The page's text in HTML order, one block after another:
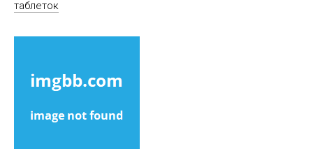
таблеток